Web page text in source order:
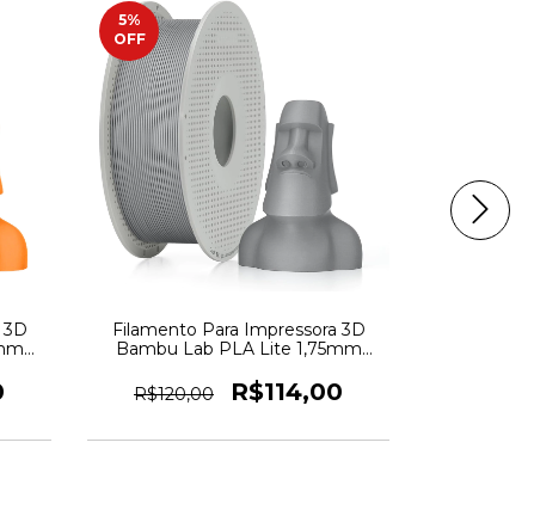
5%
OFF
Filamento Para Impressora 3D
Bambu Lab PLA Lite 1,75mm
R$120,00
R$114,00